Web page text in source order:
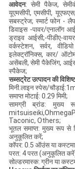
आवेदन: सेमी पैकेज,
यूएमसीपी, एमसीपी,
सबस्ट्रेज; स्मार्ट फोन -
डिवाइस -पावर/एनालॉग
ड्राइव आईसी;-पीडीए-
वर्कस्टेशन, सर्वर,
इलेक्ट्रॉनिक्स, कार/
असेंबली, सेमी पैकेजिंग,
स्पैकेज;
सब्सट्रेट उत्पादन की
मिनी.लाइन स्पेस/
समाप्त मोटाई: 0.29 मिमी;
सामग्री ब्रांड: मुख्य
Taconic, Others;
भूतल समाप्त: मुख्य रूप से
अनुकूलित करें;
कॉपर: 0.5 ऑउंस या
परत: 4 परत (अनुकूलित
सोल्डरमास्क: ग्रीन या